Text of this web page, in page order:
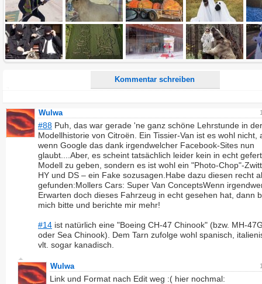
Kommentar schreiben
Alle HTML-Tags außer <br>, <strike> und <i> werden aus Deinem Kommentar entfernt.
URLs werden automatisch umgewandelt. Bitte verwende "www." oder "http://" in URLs
Ich möchte eine E-Mail, wenn zu meinem Kommentar Antworten erscheinen.
Ich möchte eine E-Mail, wenn auf dieser Seite weitere Kommentare erscheinen.
Wulwa
#88 Puh, das war gerade 'ne ganz schöne Lehrstunde in der
Modellhistorie von Citroën. Ein Tissier-Van ist es wohl nicht,
wenn Google das dank irgendwelcher Facebook-Sites nun
glaubt....Aber, es scheint tatsächlich leider kein in echt
Modell zu geben, sondern es ist wohl ein "Photo-Chop"-
HY und DS – ein Fake sozusagen.Habe dazu diesen recht
gefunden:Mollers Cars: Super Van ConceptsWenn
Erwarten doch dieses Fahrzeug in echt gesehen hat, dann
mich bitte und berichte mir mehr!
#14 ist natürlich eine "Boeing CH-47 Chinook" (bzw. MH-
oder Sea Chinook). Dem Tarn zufolge wohl spanisch,
vlt. sogar kanadisch.
Wulwa
Link und Format nach Edit weg :( hier nochmal: